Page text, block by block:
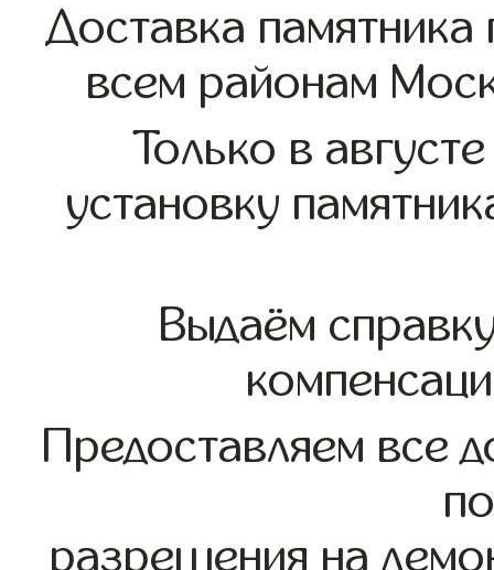
Доставка
всем районам
Только в
установку
Выдаём
Предоставляем все
разрешения на